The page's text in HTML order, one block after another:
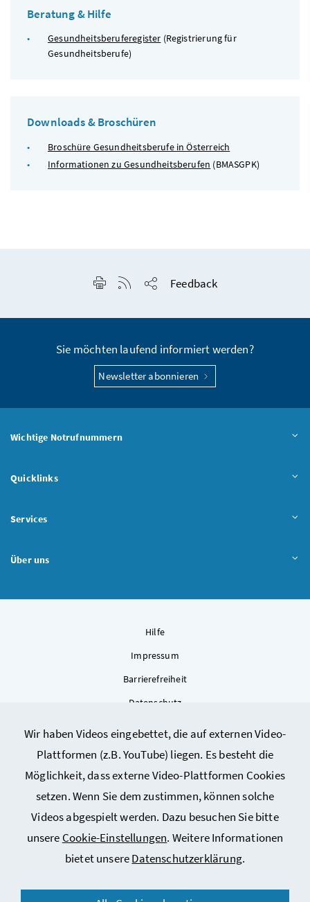
Wir haben Videos eingebettet, die auf externen Video-
Plattformen (z.B. YouTube) liegen. Es besteht die
Möglichkeit, dass externe Video-Plattformen Cookies
setzen. Wenn Sie dem zustimmen, können solche
Videos abgespielt werden. Dazu besuchen Sie bitte
unsere Cookie-Einstellungen. Weitere Informationen
bietet unsereDatenschutzerklärung.
Beratung & Hilfe
Gesundheitsberuferegister (Registrierung für
Gesundheitsberufe)
Downloads & Broschüren
Broschüre Gesundheitsberufe in Österreich
Informationen zu Gesundheitsberufen (BMASGPK)
Seite drucken
RSS-Feed anzeigen
Feedback
Sie möchten laufend informiert werden?
Newsletter abonnieren
Wichtige Notrufnummern
Quicklinks
Services
Über uns
Hilfe
Impressum
Barrierefreiheit
Datenschutz
Sitemap
Cookie-Einstellungen